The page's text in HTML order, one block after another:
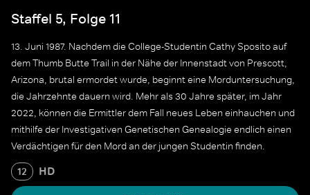
Staffel 5, Folge 11
13. Juni 1987. Nachdem die College-Studentin Cathy Sposito auf
dem Thumb Butte Trail in der Nähe der Innenstadt von Prescott,
Arizona, brutal ermordet wurde, beginnt eine Morduntersuchung,
die Jahrzehnte dauern wird. Mehr als 30 Jahre später, im Jahr
2022, können die Ermittler dem Fall neues Leben einhauchen und
mithilfe der Investigativen Genetischen Genealogie endlich einen
Verdächtigen für den Mord an der jungen Studentin finden.
12 HD